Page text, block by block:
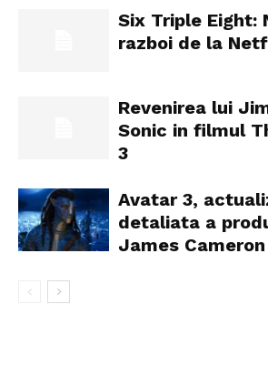
Six Triple Eight:
razboi de la
Revenirea lui
Sonic in filmul
3
Avatar 3,
detaliata a
James Cameron